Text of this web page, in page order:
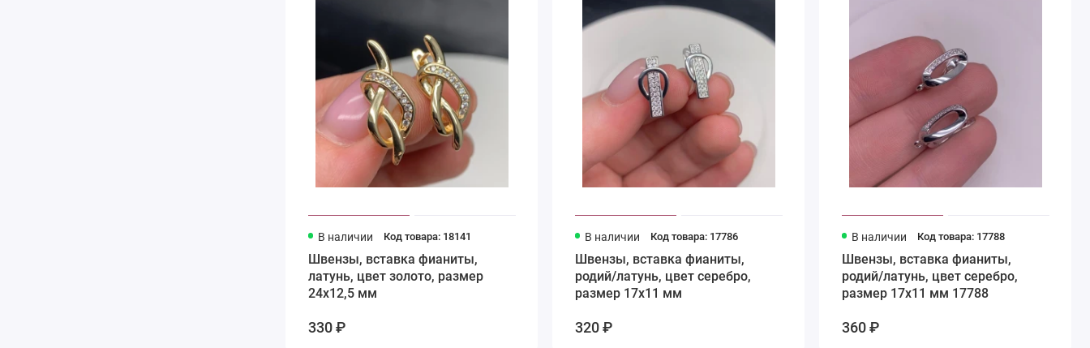
В наличии Код товара: 18141
Швензы, вставка фианиты,
латунь, цвет золото, размер
24х12,5 мм
330 ₽
В наличии Код товара: 17786
Швензы, вставка фианиты,
родий/латунь, цвет серебро,
размер 17х11 мм
320 ₽
В наличии Код товара: 17788
Швензы, вставка фианиты,
родий/латунь, цвет серебро,
размер 17х11 мм 17788
360 ₽